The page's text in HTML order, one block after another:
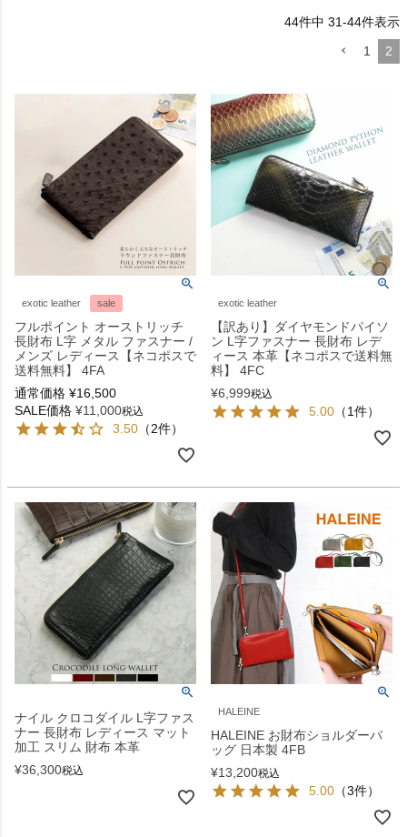
44件中 31-44件表示
1
2
exotic leather sale
フルポイント オーストリッチ
長財布 L字 メタル ファスナー /
メンズ レディース【ネコポスで
送料無料】 4FA
通常価格 ¥16,500
SALE価格 ¥11,000税込
3.50 （2件）
exotic leather
【訳あり】ダイヤモンドパイソ
ン L字ファスナー 長財布 レデ
ィース 本革【ネコポスで送料無
料】 4FC
¥6,999税込
5.00 （1件）
ナイル クロコダイル L字ファス
ナー 長財布 レディース マット
加工 スリム 財布 本革
¥36,300税込
HALEINE
HALEINE お財布ショルダーバ
ッグ 日本製 4FB
¥13,200税込
5.00 （3件）